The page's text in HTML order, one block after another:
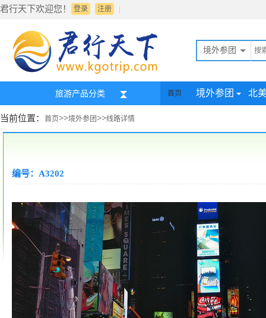
君行天下欢迎您！ 登录 |
注册
境外参团
旅游产品分类 首页 境外参团 北
当前位置： 首页>>境外参团>>线路详情
编号：A3202